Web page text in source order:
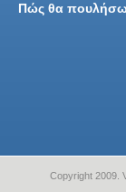
Πώς θα
Copyright 2009.